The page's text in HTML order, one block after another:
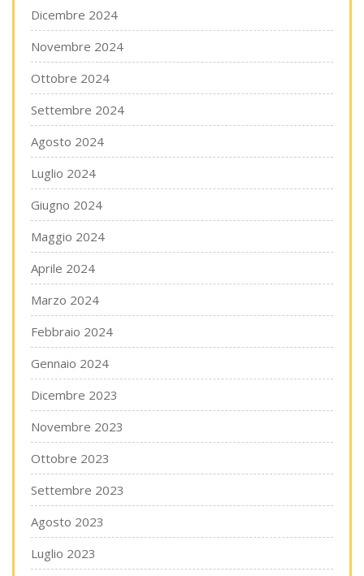
Dicembre 2024
Novembre 2024
Ottobre 2024
Settembre 2024
Agosto 2024
Luglio 2024
Giugno 2024
Maggio 2024
Aprile 2024
Marzo 2024
Febbraio 2024
Gennaio 2024
Dicembre 2023
Novembre 2023
Ottobre 2023
Settembre 2023
Agosto 2023
Luglio 2023